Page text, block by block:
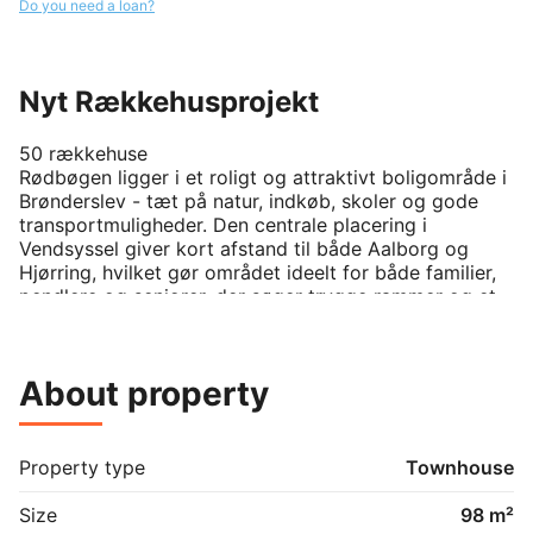
Do you need a loan?
Nyt Rækkehusprojekt
50 rækkehuse
Rødbøgen ligger i et roligt og attraktivt boligområde i
Brønderslev - tæt på natur, indkøb, skoler og gode
transportmuligheder. Den centrale placering i
Vendsyssel giver kort afstand til både Aalborg og
Hjørring, hvilket gør området ideelt for både familier,
pendlere og seniorer, der søger trygge rammer og et
100-106 m² med 3-4-5 værelser, carport, skur og
mulighed for elbilopladning. Boligerne er opført i
med køkkenø, bryggers og terrasse. Der er gulvvarme,
ventilationsanlæg med varmegenvinding, 3-lags
vinduer samt fjernvarme og energieffektive
About property
Property type
Townhouse
Size
98 m²